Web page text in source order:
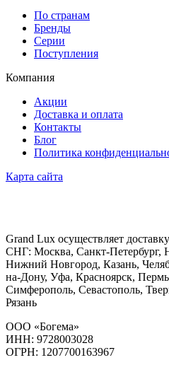
По странам
Бренды
Серии
Поступления
Компания
Акции
Доставка и оплата
Контакты
Блог
Политика
Карта сайта
Grand Lux осуществляет
СНГ: Москва, Санкт-Петербург,
Нижний Новгород, Казань,
на-Дону, Уфа, Красноярск,
Симферополь, Севастополь,
Рязань
ООО «Богема»
ИНН: 9728003028
ОГРН: 1207700163967